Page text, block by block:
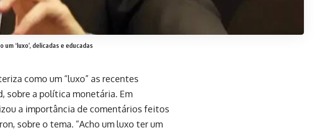
‘luxo’, delicadas e educadas
como um “luxo” as recentes
sobre a política monetária. Em
a importância de comentários feitos
sobre o tema. “Acho um luxo ter um